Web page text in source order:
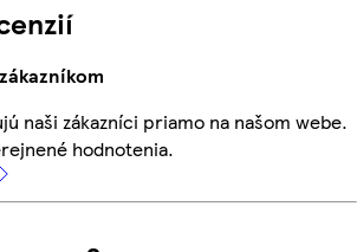
naši zákazníci priamo na našom webe.
hodnotenia.